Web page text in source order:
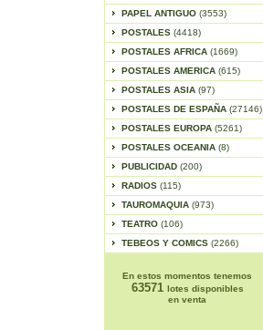
PAPEL ANTIGUO (3553)
POSTALES (4418)
POSTALES AFRICA (1669)
POSTALES AMERICA (615)
POSTALES ASIA (97)
POSTALES DE ESPAÑA (27146)
POSTALES EUROPA (5261)
POSTALES OCEANIA (8)
PUBLICIDAD (200)
RADIOS (115)
TAUROMAQUIA (973)
TEATRO (106)
TEBEOS Y COMICS (2266)
En estos momentos tenemos
63571 lotes disponibles
en venta